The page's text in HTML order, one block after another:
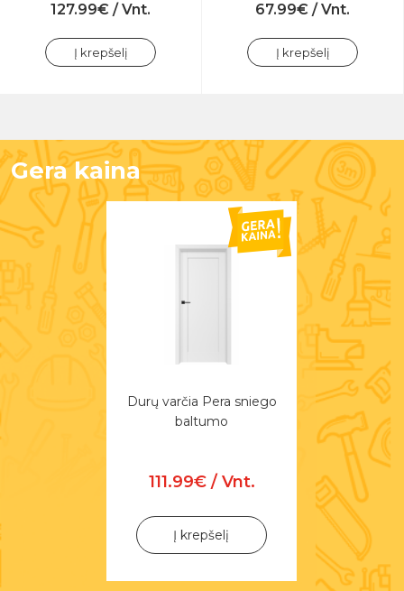
127.99€ / Vnt.
Į krepšelį
67.99€ / Vnt.
Į krepšelį
Gera kaina
Durų varčia Pera sniego
baltumo
111.99€ / Vnt.
Į krepšelį